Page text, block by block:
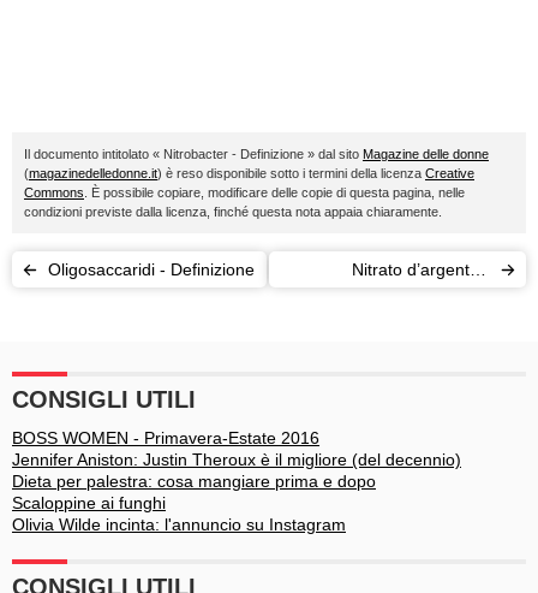
Il documento intitolato « Nitrobacter - Definizione » dal sito Magazine delle donne
(magazinedelledonne.it) è reso disponibile sotto i termini della licenza Creative
Commons . È possibile copiare, modificare delle copie di questa pagina, nelle
condizioni previste dalla licenza, finché questa nota appaia chiaramente.
Oligosaccaridi - Definizione
Nitrato d’argento -
CONSIGLI UTILI
BOSS WOMEN - Primavera-Estate 2016
Jennifer Aniston: Justin Theroux è il migliore (del decennio)
Dieta per palestra: cosa mangiare prima e dopo
Scaloppine ai funghi
Olivia Wilde incinta: l'annuncio su Instagram
CONSIGLI UTILI